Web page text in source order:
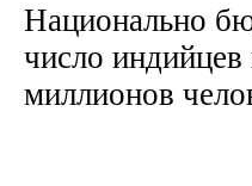
Национально
число индийцев
миллионов